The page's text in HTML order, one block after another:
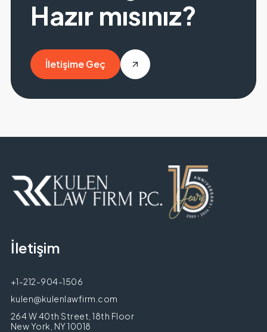
Hazır mısınız?
İletişime Geç
İletişime Geç
İletişim
+1-212-904-1506
kulen@kulenlawfirm.com
264 W 40th Street, 18th Floor
New York, NY 10018